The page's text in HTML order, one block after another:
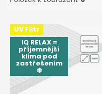
V
p
UV Filtr
IQ RELAX =
příjemnější
klima pod
zastřešením
❄️